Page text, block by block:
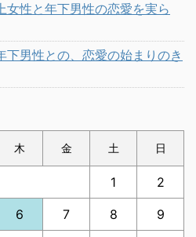
女性と年下男性の恋愛を実ら
男性との、恋愛の始まりのき
木 金 土 日
1 2
6 7 8 9